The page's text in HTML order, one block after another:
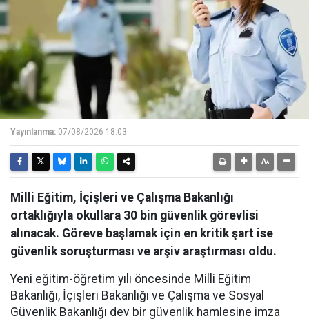
Yayınlanma: 07/08/2026 18:03
Milli Eğitim, İçişleri ve Çalışma Bakanlığı
ortaklığıyla okullara 30 bin güvenlik görevlisi
alınacak. Göreve başlamak için en kritik şart ise
güvenlik soruşturması ve arşiv araştırması oldu.
Yeni eğitim-öğretim yılı öncesinde Milli Eğitim
Bakanlığı, İçişleri Bakanlığı ve Çalışma ve Sosyal
Güvenlik Bakanlığı dev bir güvenlik hamlesine imza